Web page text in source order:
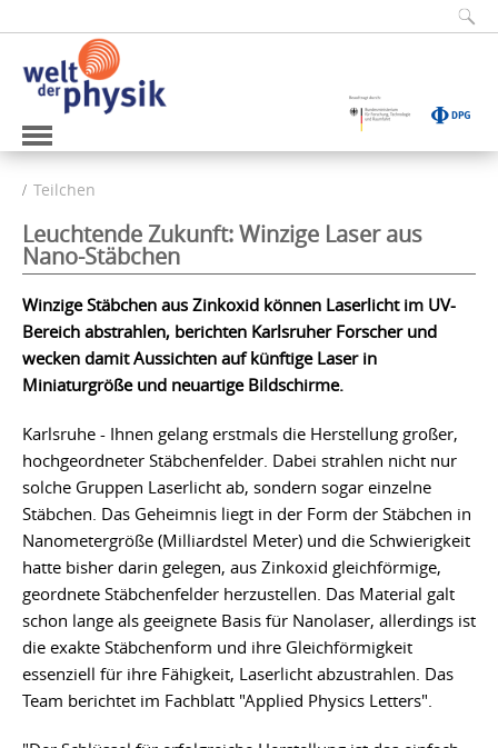
Teilchen
Leuchtende Zukunft: Winzige Laser aus
Nano-Stäbchen
Winzige Stäbchen aus Zinkoxid können Laserlicht im UV-
Bereich abstrahlen, berichten Karlsruher Forscher und
wecken damit Aussichten auf künftige Laser in
Miniaturgröße und neuartige Bildschirme.
Karlsruhe - Ihnen gelang erstmals die Herstellung großer,
hochgeordneter Stäbchenfelder. Dabei strahlen nicht nur
solche Gruppen Laserlicht ab, sondern sogar einzelne
Stäbchen. Das Geheimnis liegt in der Form der Stäbchen in
Nanometergröße (Milliardstel Meter) und die Schwierigkeit
hatte bisher darin gelegen, aus Zinkoxid gleichförmige,
geordnete Stäbchenfelder herzustellen. Das Material galt
schon lange als geeignete Basis für Nanolaser, allerdings ist
die exakte Stäbchenform und ihre Gleichförmigkeit
essenziell für ihre Fähigkeit, Laserlicht abzustrahlen. Das
Team berichtet im Fachblatt "Applied Physics Letters".